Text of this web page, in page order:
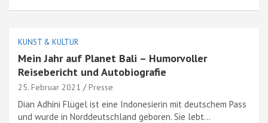
KUNST & KULTUR
Mein Jahr auf Planet Bali – Humorvoller
Reisebericht und Autobiografie
25. Februar 2021 Presse
Dian Adhini Flügel ist eine Indonesierin mit deutschem Pass
und wurde in Norddeutschland geboren. Sie lebt…